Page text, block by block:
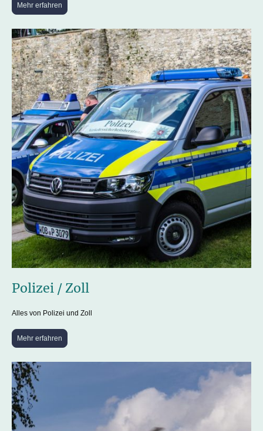
Mehr erfahren
Polizei / Zoll
Alles von Polizei und Zoll
Mehr erfahren